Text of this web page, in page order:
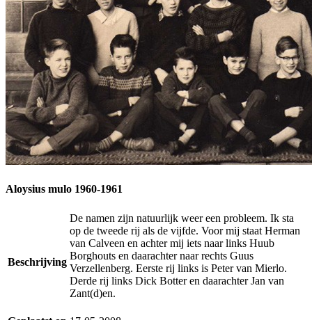
Aloysius mulo 1960-1961
Beschrijving
De namen zijn natuurlijk weer een probleem. Ik sta
op de tweede rij als de vijfde. Voor mij staat Herman
van Calveen en achter mij iets naar links Huub
Borghouts en daarachter naar rechts Guus
Verzellenberg. Eerste rij links is Peter van Mierlo.
Derde rij links Dick Botter en daarachter Jan van
Zant(d)en.